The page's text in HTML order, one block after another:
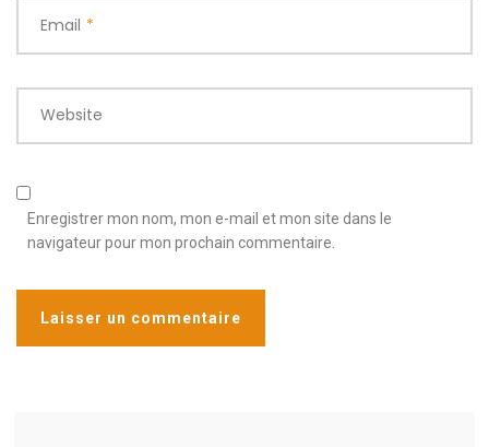
Email *
Website
Enregistrer mon nom, mon e-mail et mon site dans le
navigateur pour mon prochain commentaire.